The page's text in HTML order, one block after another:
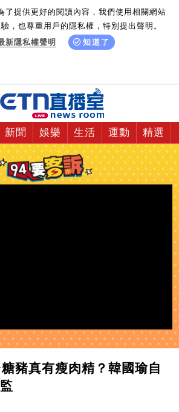
了提供更好的閱讀內容，我們使用相關網站
，也尊重用戶的隱私權，特別提出聲明。
新隱私權聲明
知道了
新聞 娛樂 生活 運動 精選
豬真有瘦肉精？韓國瑜自